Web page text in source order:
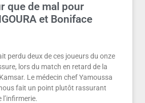
que de mal pour
et Boniface
perdu deux de ces joueurs du onze
lors du match en retard de la
Le médecin chef Yamoussa
fait un point plutôt rassurant